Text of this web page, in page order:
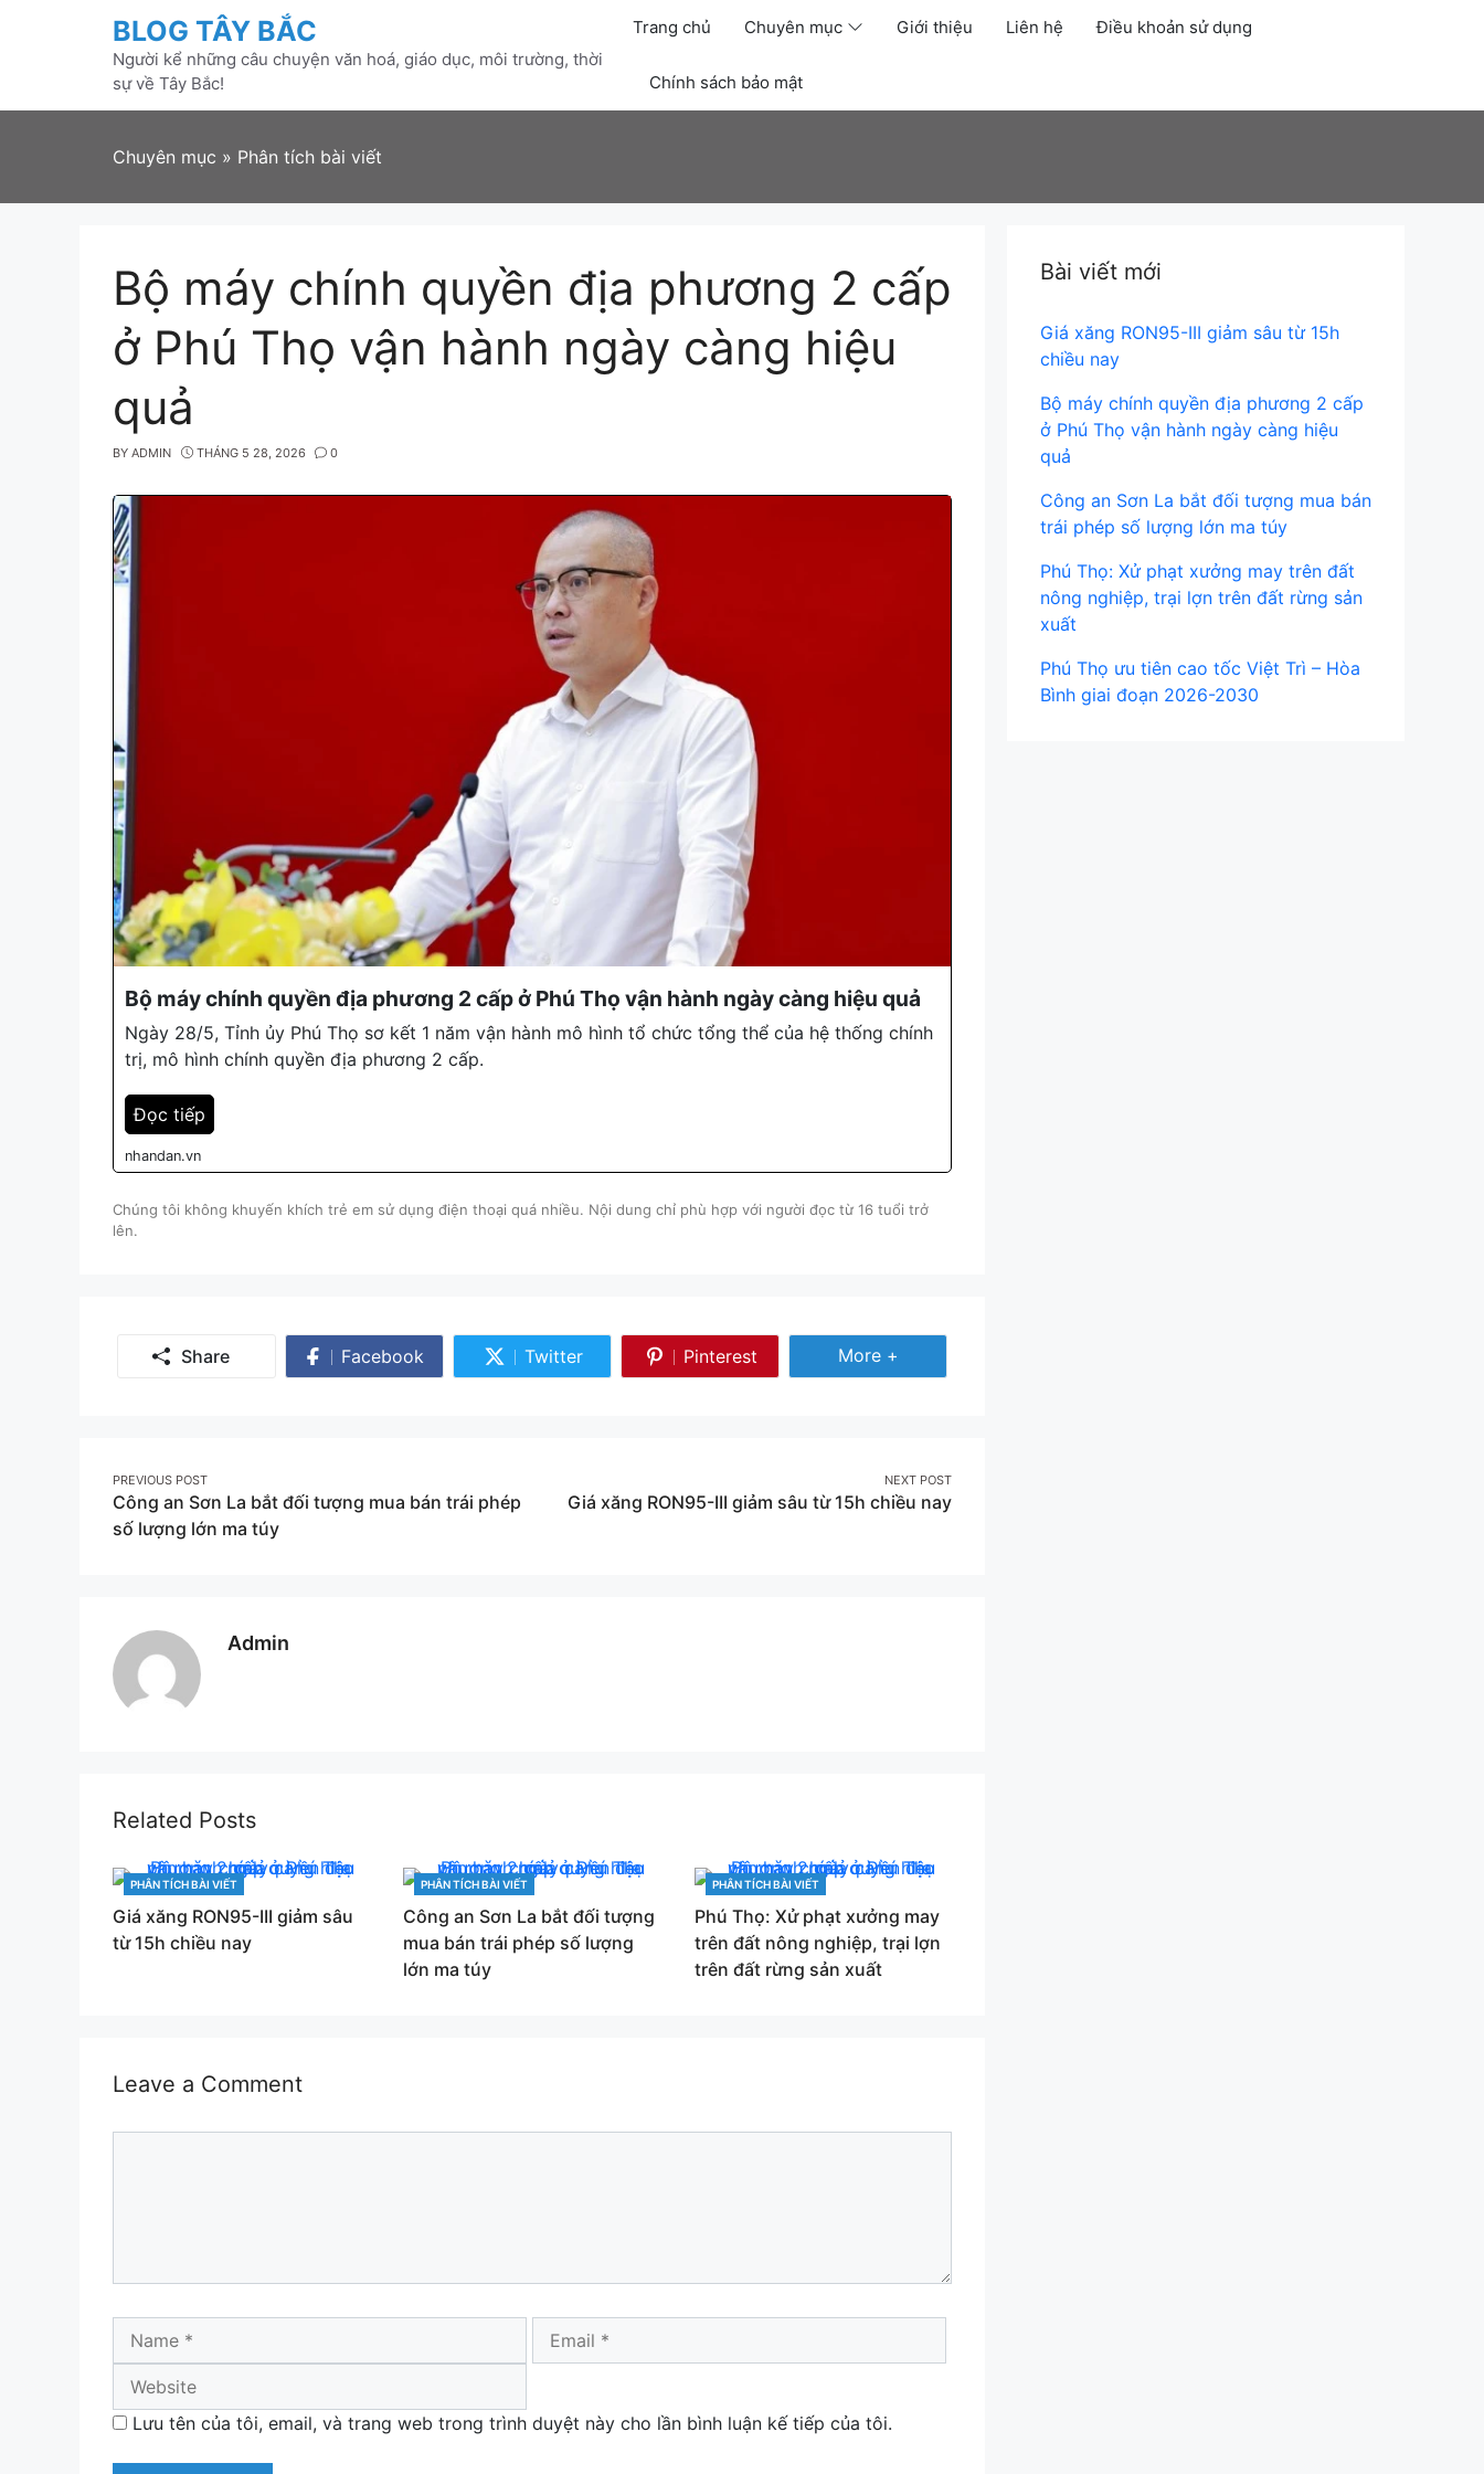
BLOG TÂY BẮC
Người kể những câu chuyện văn hoá, giáo dục, môi trường, thời
sự về Tây Bắc!
Trang chủ Chuyên mục Giới thiệu Liên hệ Điều khoản sử dụng
Chính sách bảo mật
Chuyên mục » Phân tích bài viết
Bộ máy chính quyền địa phương 2 cấp
ở Phú Thọ vận hành ngày càng hiệu
quả
BY ADMIN THÁNG 5 28, 2026 0
Bộ máy chính quyền địa phương 2 cấp ở Phú Thọ vận hành ngày càng hiệu quả
Ngày 28/5, Tỉnh ủy Phú Thọ sơ kết 1 năm vận hành mô hình tổ chức tổng thể của hệ thống chính
trị, mô hình chính quyền địa phương 2 cấp.
Đọc tiếp
nhandan.vn
Chúng tôi không khuyến khích trẻ em sử dụng điện thoại quá nhiều. Nội dung chỉ phù hợp với người đọc từ 16 tuổi trở
lên.
Share Facebook
Share
Twitter
Share
Pinterest
Share
Share More
More +
Post
navigation
PREVIOUS POST
Công an Sơn La bắt đối tượng mua bán trái phép
số lượng lớn ma túy
NEXT POST
Giá xăng RON95-III giảm sâu từ 15h chiều nay
Admin
Related Posts
CATEGORIES
PHÂN TÍCH BÀI VIẾT
Giá xăng RON95-III giảm sâu
từ 15h chiều nay
CATEGORIES
PHÂN TÍCH BÀI VIẾT
Công an Sơn La bắt đối tượng
mua bán trái phép số lượng
lớn ma túy
CATEGORIES
PHÂN TÍCH BÀI VIẾT
Phú Thọ: Xử phạt xưởng may
trên đất nông nghiệp, trại lợn
trên đất rừng sản xuất
Leave a Comment
Name Email
Lưu tên của tôi, email, và trang web trong trình duyệt này cho lần bình luận kế tiếp của tôi.
Bài viết mới
Giá xăng RON95-III giảm sâu từ 15h
chiều nay
Bộ máy chính quyền địa phương 2 cấp
ở Phú Thọ vận hành ngày càng hiệu
quả
Công an Sơn La bắt đối tượng mua bán
trái phép số lượng lớn ma túy
Phú Thọ: Xử phạt xưởng may trên đất
nông nghiệp, trại lợn trên đất rừng sản
xuất
Phú Thọ ưu tiên cao tốc Việt Trì – Hòa
Bình giai đoạn 2026-2030